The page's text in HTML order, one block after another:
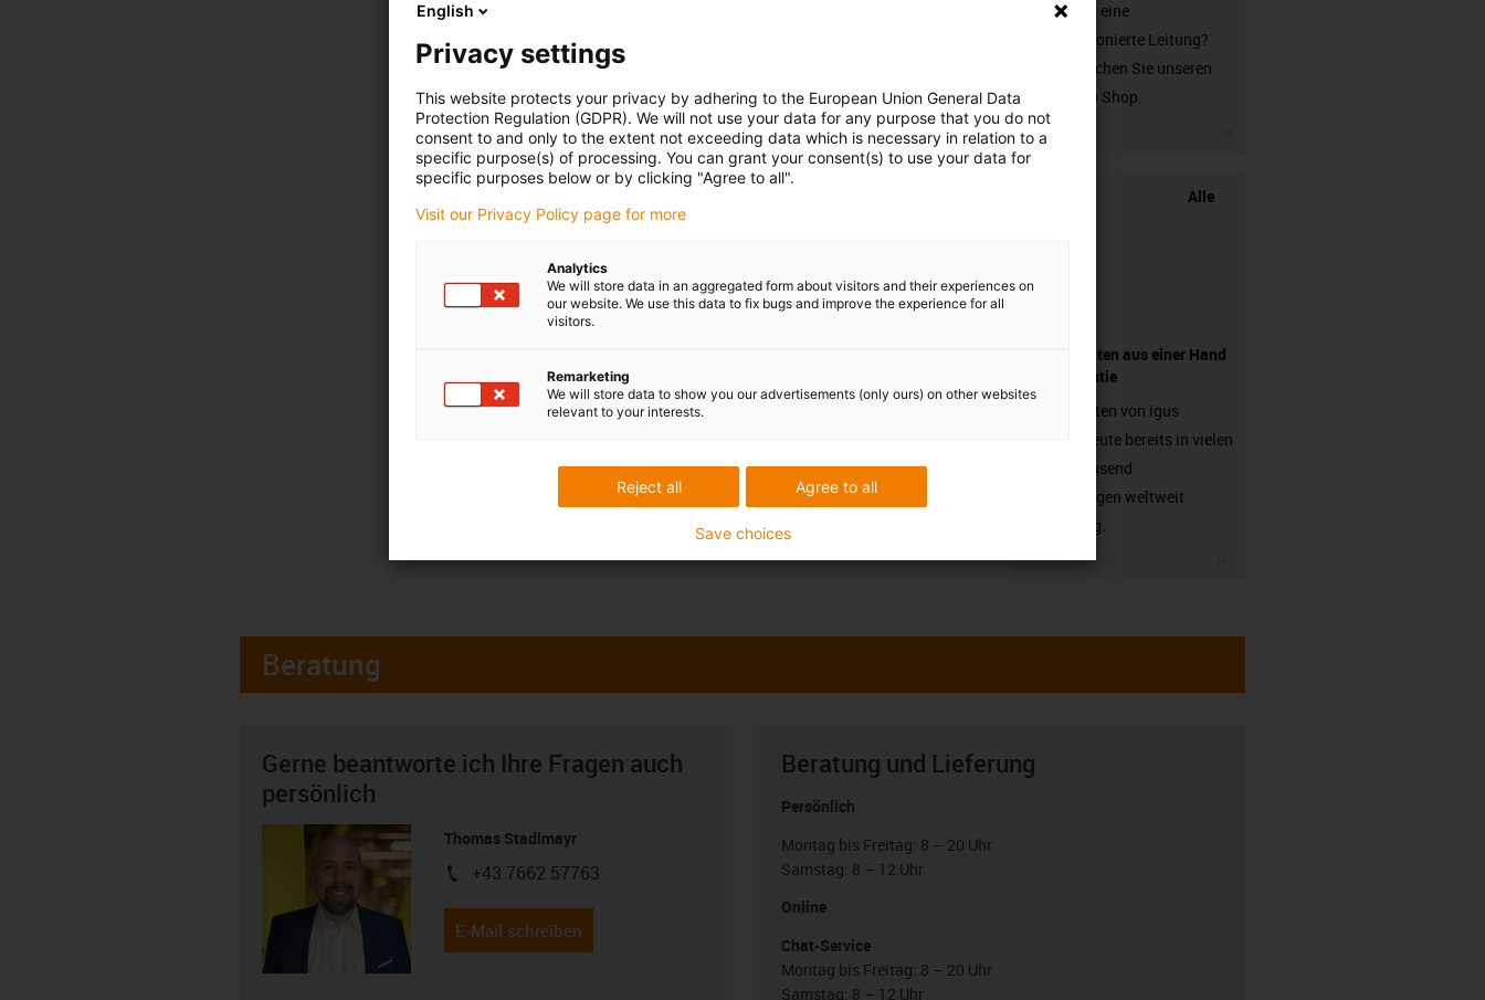
Sie suchen eine
unkonfektionierte Leitung?
Dann besuchen Sie unseren
chainflex® Shop.
Alle
Komponenten aus einer Hand
- mit Garantie
Energieketten von igus
arbeiten heute bereits in vielen
hunderttausend
Anwendungen weltweit
zuverlässig.
Beratung
Gerne beantworte ich Ihre Fragen auch
persönlich
Thomas Stadlmayr
igus-icon-phone
+43 7662 57763
E-Mail schreiben
Beratung und Lieferung
Persönlich
Montag bis Freitag: 8 – 20 Uhr
Samstag: 8 – 12 Uhr
Online
Chat-Service
Montag bis Freitag: 8 – 20 Uhr
Samstag: 8 – 12 Uhr
English
Privacy settings
This website protects your privacy by adhering to the European Union General Data
Protection Regulation (GDPR). We will not use your data for any purpose that you do not
consent to and only to the extent not exceeding data which is necessary in relation to a
specific purpose(s) of processing. You can grant your consent(s) to use your data for
specific purposes below or by clicking "Agree to all".
Visit our Privacy Policy page for more
Analytics
We will store data in an aggregated form about visitors and their experiences on
our website. We use this data to fix bugs and improve the experience for all
visitors.
Remarketing
We will store data to show you our advertisements (only ours) on other websites
relevant to your interests.
Agree to all
Reject all
Save choices